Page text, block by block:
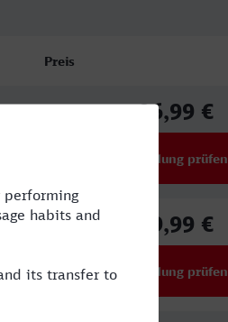
Preis
96,99 €
Verbindung prüfen
59,99 €
Verbindung prüfen